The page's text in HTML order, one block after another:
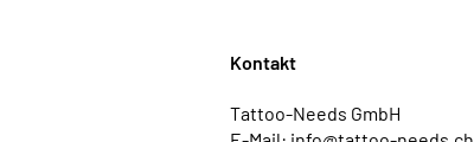
Kontakt
Tattoo-Needs GmbH